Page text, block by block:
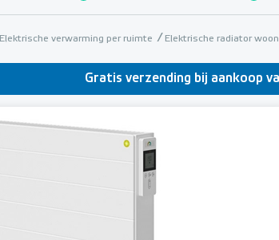
Elektrische verwarming per ruimte Elektrische radiator
Gratis verzending bij aankoop